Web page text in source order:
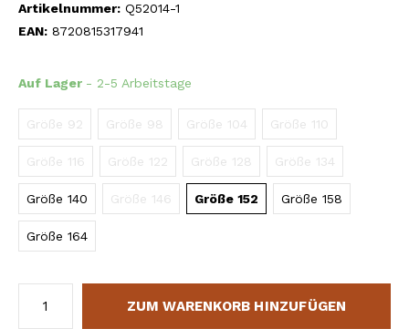
Artikelnummer: Q52014-1
EAN: 8720815317941
Auf Lager - 2-5 Arbeitstage
Größe 92 Größe 98 Größe 104 Größe 110
Größe 116 Größe 122 Größe 128 Größe 134
Größe 140 Größe 146 Größe 152 Größe 158
Größe 164
ZUM WARENKORB HINZUFÜGEN